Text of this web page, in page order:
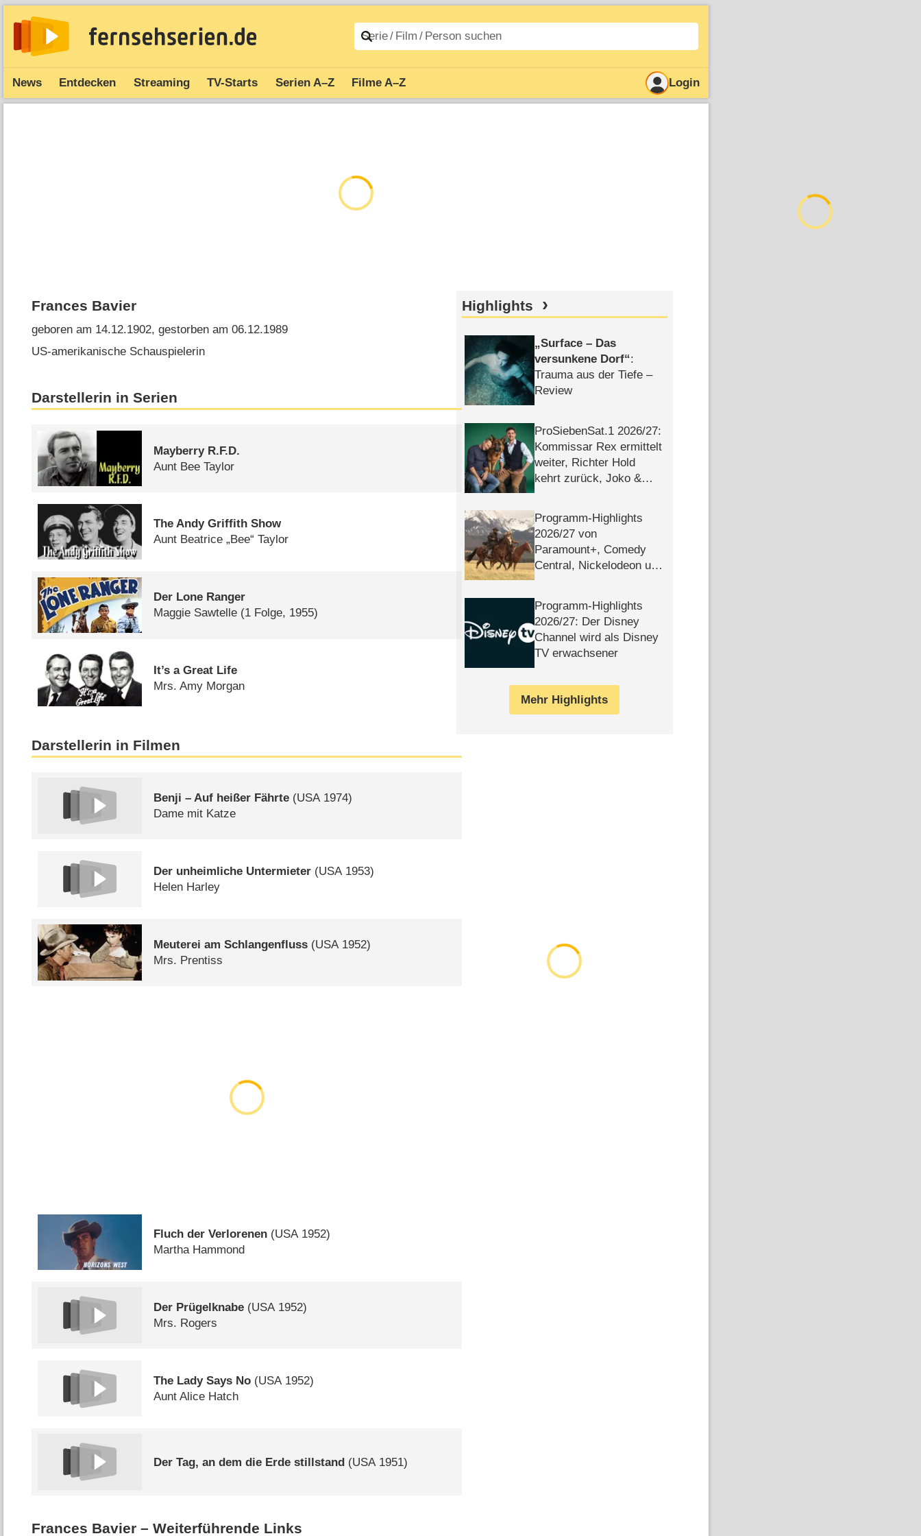
News Entdecken Streaming TV-Starts Serien A–Z Filme A–Z Login
Frances Bavier
geboren am 14.12.1902, gestorben am 06.12.1989
US-amerikanische Schauspielerin
Darstellerin in Serien
Mayberry R.F.D.
Aunt Bee Taylor
The Andy Griffith Show
Aunt Beatrice „Bee“ Taylor
Der Lone Ranger
Maggie Sawtelle (1 Folge, 1955)
It’s a Great Life
Mrs. Amy Morgan
Darstellerin in Filmen
Benji – Auf heißer Fährte (USA1974)
Dame mit Katze
Der unheimliche Untermieter (USA1953)
Helen Harley
Meuterei am Schlangenfluss (USA1952)
Mrs. Prentiss
Fluch der Verlorenen (USA1952)
Martha Hammond
Der Prügelknabe (USA1952)
Mrs. Rogers
The Lady Says No (USA1952)
Aunt Alice Hatch
Der Tag, an dem die Erde stillstand (USA 1951)
Frances Bavier – Weiterführende Links
Highlights
Surface – Das
versunkene Dorf :
Trauma aus der Tiefe –
Review
ProSiebenSat.1 2026/​27:
Kommissar Rex ermittelt
weiter, Richter Hold
kehrt zurück, Joko &
Programm-Highlights
2026/​27 von
Paramount+, Comedy
Central, Nickelodeon und
Programm-Highlights
2026/​27: Der Disney
Channel wird als Disney
TV erwachsener
Mehr Highlights